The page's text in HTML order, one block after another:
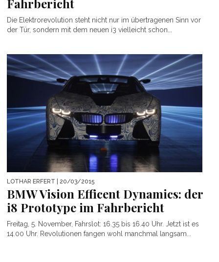
Fahrbericht
Die Elektrorevolution steht nicht nur im übertragenen Sinn vor
der Tür, sondern mit dem neuen i3 vielleicht schon...
LOTHAR ERFERT | 20/03/2015
BMW Vision Efficent Dynamics: der
i8 Prototype im Fahrbericht
Freitag, 5. November, Fahrslot: 16.35 bis 16.40 Uhr. Jetzt ist es
14.00 Uhr. Revolutionen fangen wohl manchmal langsam...